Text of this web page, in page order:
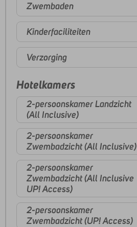
Zwembaden
Kinderfaciliteiten
Verzorging
Hotelkamers
2-persoonskamer Landzicht
(All Inclusive)
2-persoonskamer
Zwembadzicht (All Inclusive)
2-persoonskamer
Zwembadzicht (All Inclusive
UP! Access)
2-persoonskamer
Zwembadzicht (UP! Access)